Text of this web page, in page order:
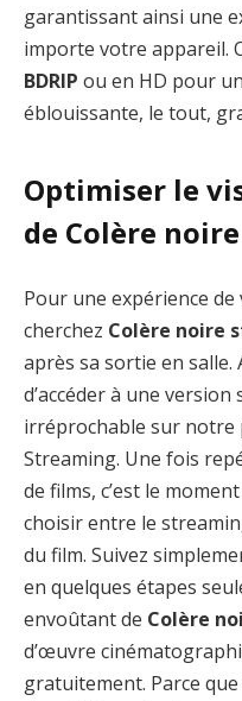
garantissant ainsi une
importe votre appareil.
BDRIP ou en HD pour
éblouissante, le tout,
Optimiser le
de Colère noire
Pour une expérience
cherchez Colère noire
après sa sortie en salle.
d’accéder à une version
irréprochable sur notre
Streaming. Une fois
de films, c’est le
choisir entre le
du film. Suivez
en quelques étapes
envoûtant de Colère
d’œuvre
gratuitement. Parce